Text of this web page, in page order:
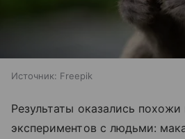
Источник: Freepik
Результаты оказались
экспериментов с людьми: